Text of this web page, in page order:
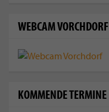
WEBCAM VORCHDORF
KOMMENDE TERMINE